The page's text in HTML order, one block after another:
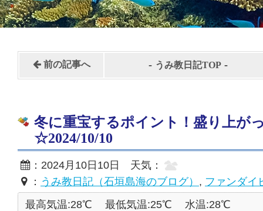
前の記事へ - うみ教日記TOP -
冬に重宝するポイント！盛り上が
☆2024/10/10
：2024月10日10日 天気：
： うみ教日記（石垣島海のブログ） , ファンダイ
最高気温:28℃
最低気温:25℃
水温:28℃